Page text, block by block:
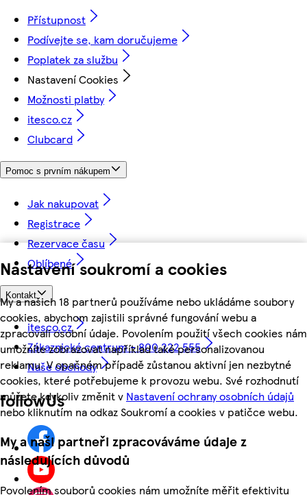
Nastavení soukromí a cookies
My a našich 18 partnerů používáme nebo ukládáme soubory
cookies, abychom zajistili správné fungování webu a
zpracovali osobní údaje. Povolením použití všech cookies nám
umožníte zobrazovat například také personalizovanou
reklamu. V opačném případě zůstanou aktivní jen nezbytné
cookies, které potřebujeme k provozu webu. Své rozhodnutí
můžete kdykoliv změnit v Nastavení ochrany osobních údajů
nebo kliknutím na odkaz Soukromí a cookies v patičce webu.
My a naši partneři zpracováváme údaje z
následujících důvodů
Povolením souborů cookies nám umožníte měřit efektivitu
Přístupnost
Podívejte se, kam doručujeme
Poplatek za službu
Nastavení Cookies
Možnosti platby
itesco.cz
Clubcard
Pomoc s prvním nákupem
Jak nakupovat
Registrace
Rezervace času
Oblíbené
Kontakt
itesco.cz
Zákaznické centrum - 800 222 555
Naše obchody
followUs